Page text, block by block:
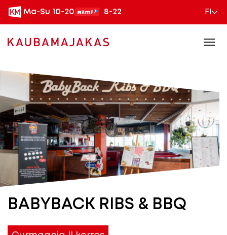
Ma-Su 10-20 8-22 FI
BABYBACK RIBS & BBQ